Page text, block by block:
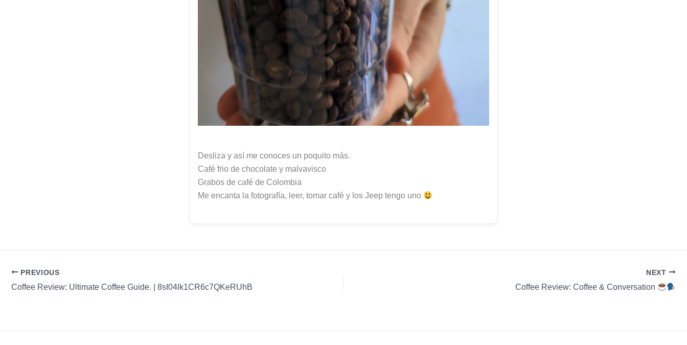
Desliza y así me conoces un poquito más.
Café frio de chocolate y malvavisco
Grabos de café de Colombia
Me encanta la fotografía, leer, tomar café y los Jeep tengo uno
PREVIOUS
Coffee Review: Ultimate Coffee Guide. | 8sI04lk1CR6c7QKeRUhB
NEXT
Coffee Review: Coffee & Conversation